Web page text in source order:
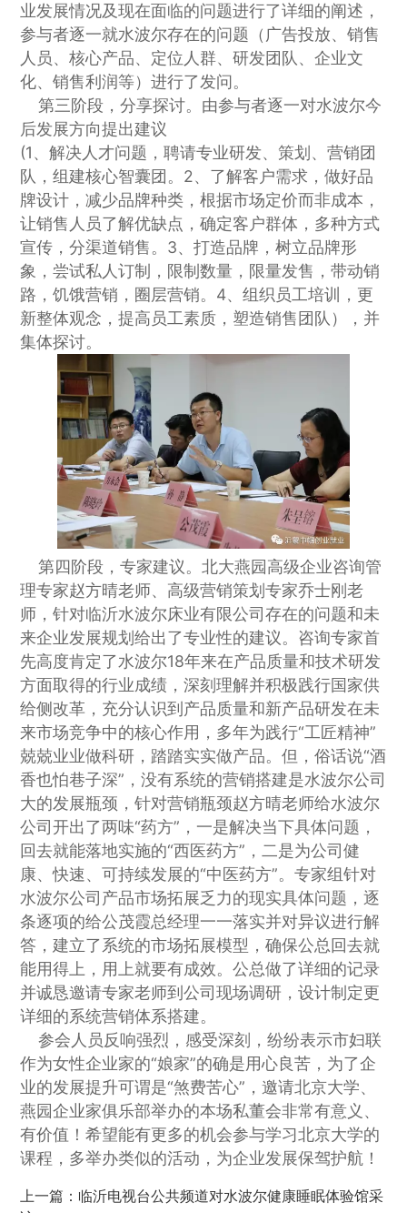
业发展情况及现在面临的问题进行了详细的阐述，
参与者逐一就水波尔存在的问题（广告投放、销售
人员、核心产品、定位人群、研发团队、企业文
化、销售利润等）进行了发问。
第三阶段，分享探讨。由参与者逐一对水波尔今
后发展方向提出建议
(1、解决人才问题，聘请专业研发、策划、营销团
队，组建核心智囊团。2、了解客户需求，做好品
牌设计，减少品牌种类，根据市场定价而非成本，
让销售人员了解优缺点，确定客户群体，多种方式
宣传，分渠道销售。3、打造品牌，树立品牌形
象，尝试私人订制，限制数量，限量发售，带动销
路，饥饿营销，圈层营销。4、组织员工培训，更
新整体观念，提高员工素质，塑造销售团队），并
集体探讨。
第四阶段，专家建议。北大燕园高级企业咨询管
理专家赵方晴老师、高级营销策划专家乔士刚老
师，针对临沂水波尔床业有限公司存在的问题和未
来企业发展规划给出了专业性的建议。咨询专家首
先高度肯定了水波尔18年来在产品质量和技术研发
方面取得的行业成绩，深刻理解并积极践行国家供
给侧改革，充分认识到产品质量和新产品研发在未
来市场竞争中的核心作用，多年为践行“工匠精神”
兢兢业业做科研，踏踏实实做产品。但，俗话说“酒
香也怕巷子深”，没有系统的营销搭建是水波尔公司
大的发展瓶颈，针对营销瓶颈赵方晴老师给水波尔
公司开出了两味“药方”，一是解决当下具体问题，
回去就能落地实施的“西医药方”，二是为公司健
康、快速、可持续发展的“中医药方”。专家组针对
水波尔公司产品市场拓展乏力的现实具体问题，逐
条逐项的给公茂霞总经理一一落实并对异议进行解
答，建立了系统的市场拓展模型，确保公总回去就
能用得上，用上就要有成效。公总做了详细的记录
并诚恳邀请专家老师到公司现场调研，设计制定更
详细的系统营销体系搭建。
参会人员反响强烈，感受深刻，纷纷表示市妇联
作为女性企业家的“娘家”的确是用心良苦，为了企
业的发展提升可谓是“煞费苦心”，邀请北京大学、
燕园企业家俱乐部举办的本场私董会非常有意义、
有价值！希望能有更多的机会参与学习北京大学的
课程，多举办类似的活动，为企业发展保驾护航！
上一篇： 临沂电视台公共频道对水波尔健康睡眠体验馆采